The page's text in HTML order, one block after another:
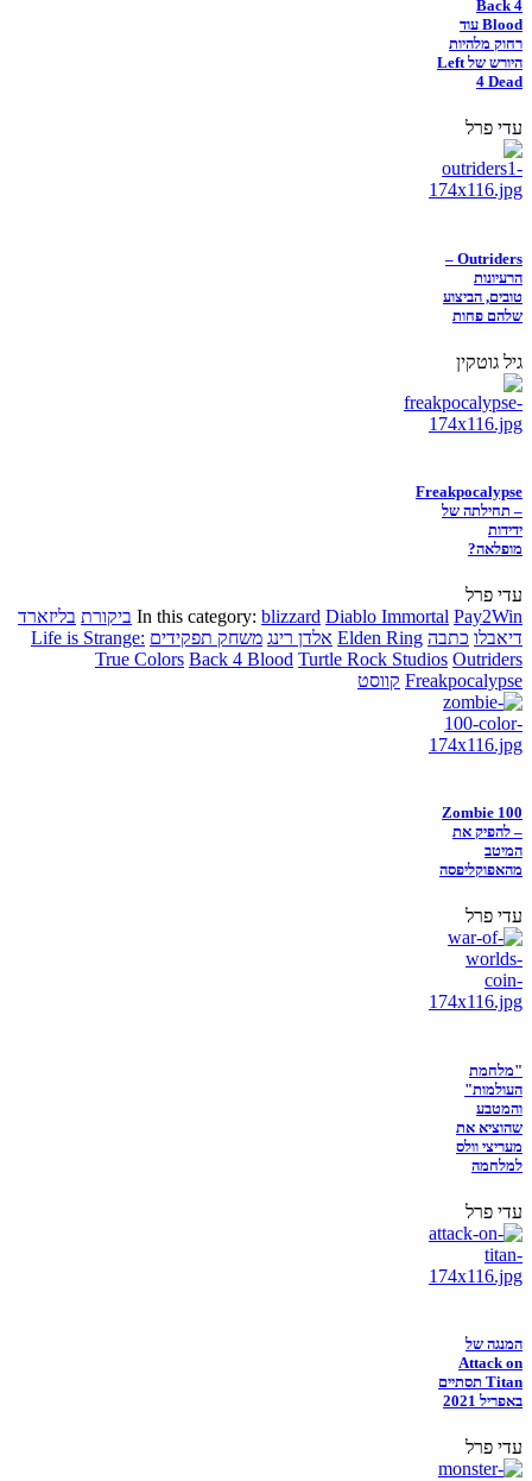
Back 4
Blood עוד
רחוק מלהיות
היורש של Left
4 Dead
עדי פרל
Outriders –
הרעיונות
טובים, הביצוע
שלהם פחות
גיל גוטקין
Freakpocalypse
– תחילתה של
ידידות
מופלאה?
עדי פרל
In this category: blizzard Diablo Immortal Pay2Win ביקורת בליזארד
דיאבלו כתבה Elden Ring אלדן רינג משחק תפקידים Life is Strange:
True Colors Back 4 Blood Turtle Rock Studios Outriders
Freakpocalypse קווסט
Zombie 100
– להפיק את
המיטב
מהאפוקליפסה
עדי פרל
"מלחמת
העולמות"
והמטבע
שהוציא את
מעריצי וולס
למלחמה
עדי פרל
המנגה של
Attack on
Titan תסתיים
באפריל 2021
עדי פרל